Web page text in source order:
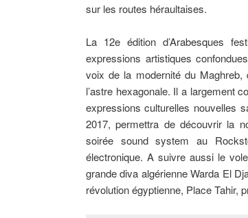
sur les routes héraultaises.
La 12e édition d’Arabesques
expressions artistiques
voix de la modernité du
l’astre hexagonale. Il a largement
expressions culturelles nouvelles
2017, permettra de découvrir la
soirée sound system au
électronique. A suivre aussi le
grande diva algérienne Warda El
révolution égyptienne, Place Tahir,